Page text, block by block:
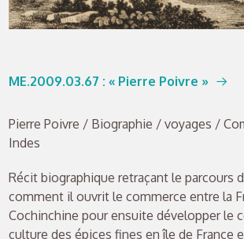
ME.2009.03.67 : « Pierre Poivre »
Pierre Poivre / Biographie / voyages /
Indes
Récit biographique retraçant le parcours
comment il ouvrit le commerce entre la
Cochinchine pour ensuite développer le
culture des épices fines en île de France